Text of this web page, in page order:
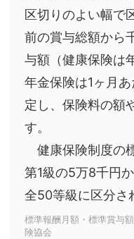
区切りのよい幅で
前の賞与総額から
与額（健康保険は
年金保険は1ヶ月
定し、保険料の額
す。
健康保険制度の
第1級の5万8千円
全50等級に区分さ
標準報酬月額・標準賞与
険協会